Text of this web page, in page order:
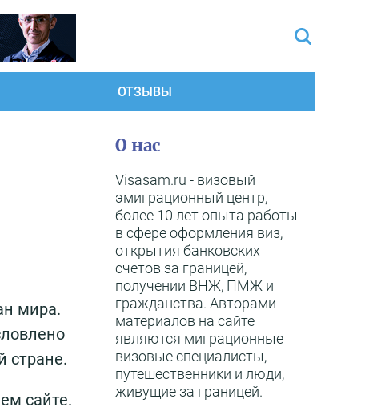
ОТЗЫВЫ
мира.
стране.
сайте.
О нас
Visasam.ru - визовый
эмиграционный центр,
более 10 лет опыта работы
в сфере оформления виз,
открытия банковских
счетов за границей,
получении ВНЖ, ПМЖ и
гражданства. Авторами
материалов на сайте
являются миграционные
визовые специалисты,
путешественники и люди,
живущие за границей.